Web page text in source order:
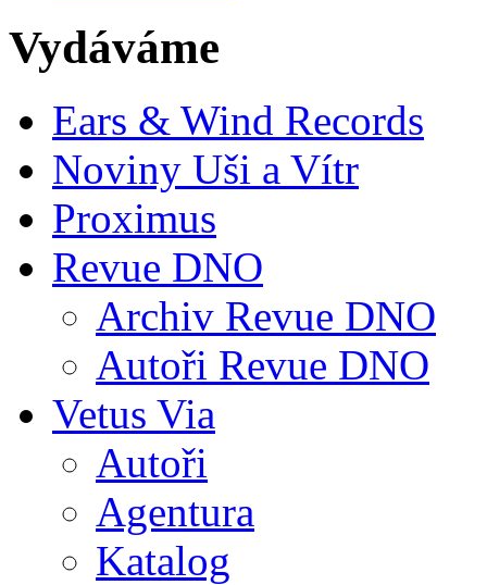
Vydáváme
Ears & Wind Records
Noviny Uši a Vítr
Proximus
Revue DNO
Archiv Revue DNO
Autoři Revue DNO
Vetus Via
Autoři
Agentura
Katalog